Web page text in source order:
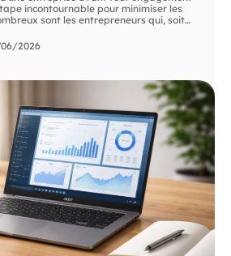
incontournable pour minimiser les
sont les entrepreneurs qui, soit…
2026